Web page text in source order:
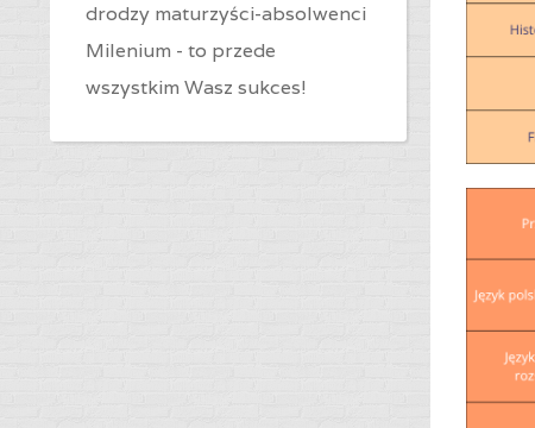
drodzy maturzyści-absolwenci
Milenium - to przede
wszystkim Wasz sukces!